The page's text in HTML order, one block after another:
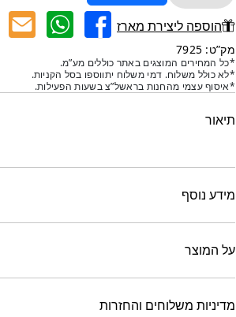
כיור
הלבשה
נירוסטה70
40
הוספה ליצירת מארז
מק”ט: 7925
*כל המחירים המוצגים באתר כוללים מע”מ.
*לא כולל משלוח. דמי משלוח יתווספו בסל הקניות.
*איסוף עצמי מהחנות בראשל”צ בשעות הפעילות.
תיאור
מידע נוסף
על המוצר
מדיניות משלוחים והחזרות